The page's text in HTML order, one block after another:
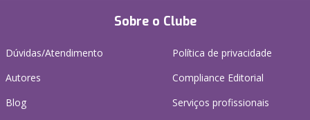
Sobre o Clube
Dúvidas/Atendimento
Autores
Blog
Política de privacidade
Compliance Editorial
Serviços profissionais